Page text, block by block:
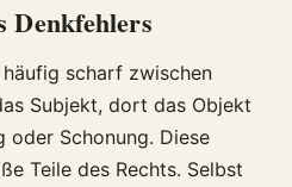
Denkfehlers
scharf zwischen
Subjekt, dort das Objekt
oder Schonung. Diese
Teile des Rechts. Selbst